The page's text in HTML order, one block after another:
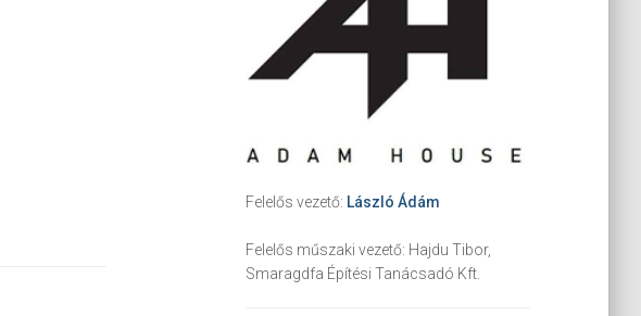
Felelős vezető: László Ádám
Felelős műszaki vezető: Hajdu Tibor,
Smaragdfa Építési Tanácsadó Kft.